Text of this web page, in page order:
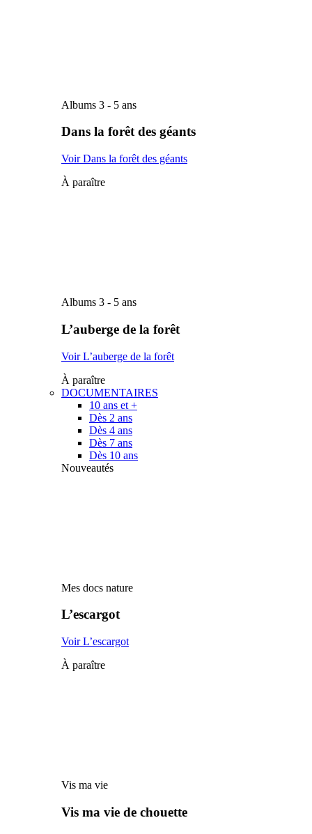
Albums 3 - 5 ans
Dans la forêt des géants
Voir Dans la forêt des géants
À paraître
Albums 3 - 5 ans
L’auberge de la forêt
Voir L’auberge de la forêt
À paraître
DOCUMENTAIRES
10 ans et +
Dès 2 ans
Dès 4 ans
Dès 7 ans
Dès 10 ans
Nouveautés
Mes docs nature
L’escargot
Voir L’escargot
À paraître
Vis ma vie
Vis ma vie de chouette